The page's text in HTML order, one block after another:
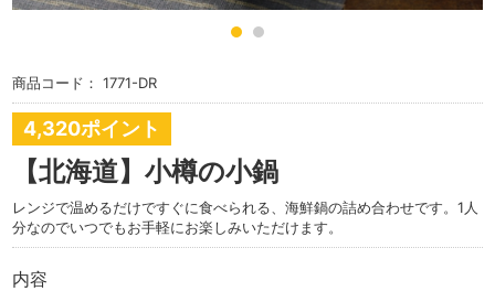
商品コード： 1771-DR
4,320ポイント
【北海道】小樽の小鍋
レンジで温めるだけですぐに食べられる、海鮮鍋の詰め合わせです。1人
分なのでいつでもお手軽にお楽しみいただけます。
内容